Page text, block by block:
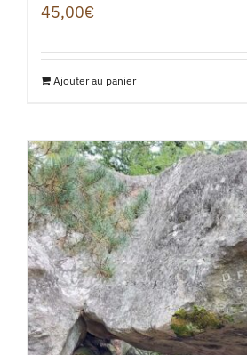
45,00€
Ajouter au panier